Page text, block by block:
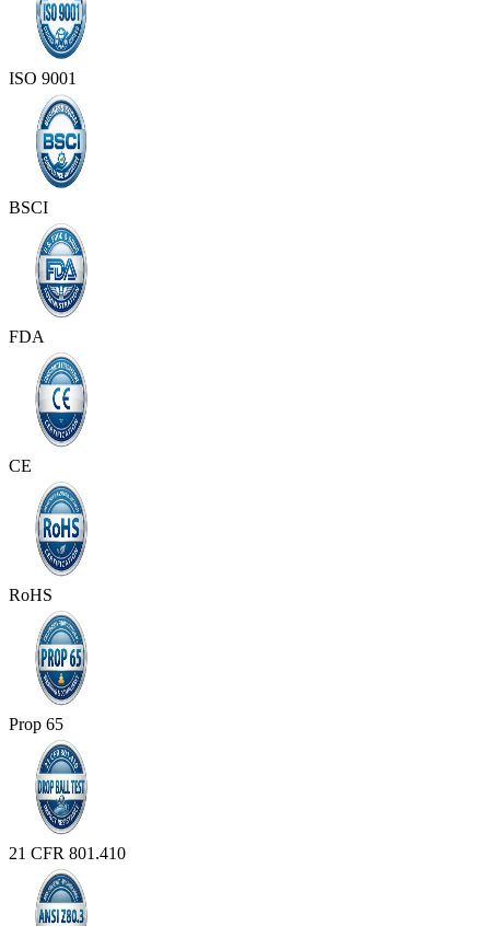
ISO 9001
BSCI
FDA
CE
RoHS
Prop 65
21 CFR 801.410